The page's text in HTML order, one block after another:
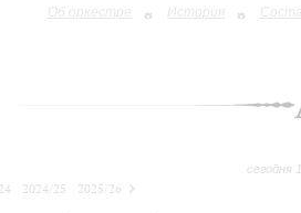
Об оркестре История
сегодня
2024/25
2025/26